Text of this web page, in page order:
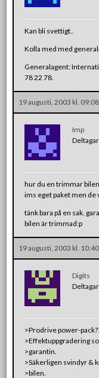
Kan bli svettigt..
Kolla med med
Generalagent:
78 22 78.
19 augusti, 2003 kl. 09:08
Imp
hur du en trimmar
ims eget paket men de
tänk bara på en sak.
bilen är trimmad:p
19 augusti, 2003 kl. 10:40
Digits
>Prodrive power-
>Effektuppgradering
>garantin.
>Säkerligen svindyr &
>bilen.